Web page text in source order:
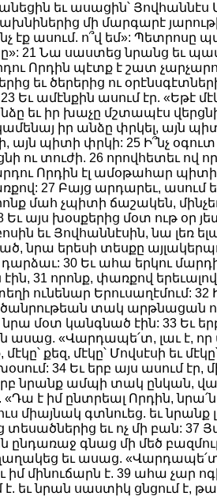
եւ ասացին՝ Յովհաննէս
նախնիներից մի մարգարէ
էք ասում. ո՞վ եմ»:
21 Նա սաստեց նրանց եւ
Որդին պէտք է շատ
եւ ծերերից ու
Եւ ամէնքին ասում էր. «Եթէ
եւ իր խաչը մշտապէս վերցնի
իր անձը փրկել, այն
այն պիտի փրկի: 25 Ի՞նչ
ու տուժի. 26 որովհետեւ ով
Որդին էլ ամօթահար պիտի
27 Բայց արդարեւ, ասում
մահ չպիտի ճաշակեն,
Եւ այս խօսքերից մօտ ութ օր
եւ Յովհաննէսին, նա լեռ
նրա երեսի տեսքը
30 Եւ ահա երկու
էին, 31 որոնք, փառքով
ունենար Երուսաղէմում:
ծանրութեան տակ արթնացան
մօտ կանգնած էին: 33 Եւ
ասաց. «Վարդապե՛տ, լաւ է, որ
քեզ, մէկը՝ Մովսէսի եւ
34 Եւ երբ այս ասում
նրանք ամպի տակ ընկան,
է իմ ընտրեալ Որդին, նրա՛ն
միայնակ գտնուեց. եւ նրանք
եւ ոչ մի բան: 37
ընդառաջ գնաց մի մեծ
եւ ասաց. «Վարդապե՛տ,
իմ մինուճարն է. 39 ահա չար
է. եւ նրան սաստիկ ցնցում է,